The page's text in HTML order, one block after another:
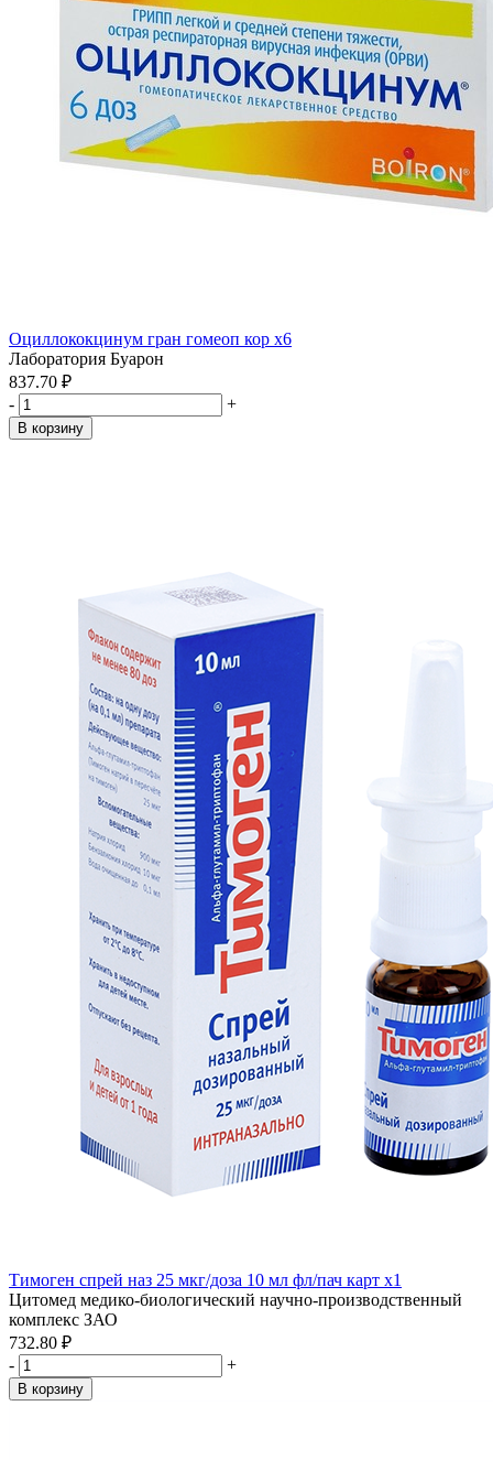
Оциллококцинум гран гомеоп кор x6
Лаборатория Буарон
837.70 ₽
-
+
В корзину
Тимоген спрей наз 25 мкг/доза 10 мл фл/пач карт x1
Цитомед медико-биологический научно-производственный
комплекс ЗАО
732.80 ₽
-
+
В корзину